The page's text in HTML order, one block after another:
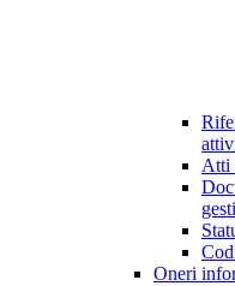
Atti
Oneri